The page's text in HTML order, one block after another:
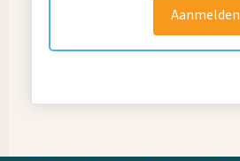
Aanmelden